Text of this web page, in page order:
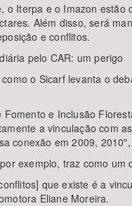
o Iterpa e o Imazon
Além disso, será
e conflitos.
pelo CAR: um perigo
o Sicarf levanta o
e Inclusão
a vinculação com
conexão em 2009,
exemplo, traz como
que existe é a
Eliane Moreira.